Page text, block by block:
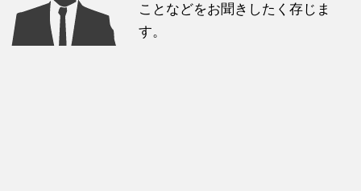
ことなどをお聞きしたく存じま
す。